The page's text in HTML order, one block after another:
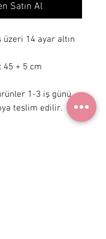
Satın Al
üzeri 14 ayar altın
45 + 5 cm
1-3 iş günü
teslim edilir.